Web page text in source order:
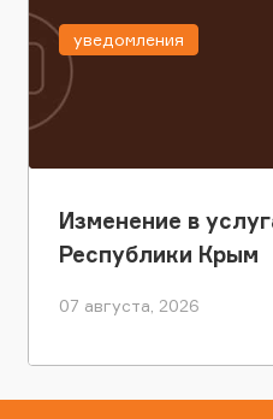
Изменение в
Республики Крым
07 августа, 2026
уведомления